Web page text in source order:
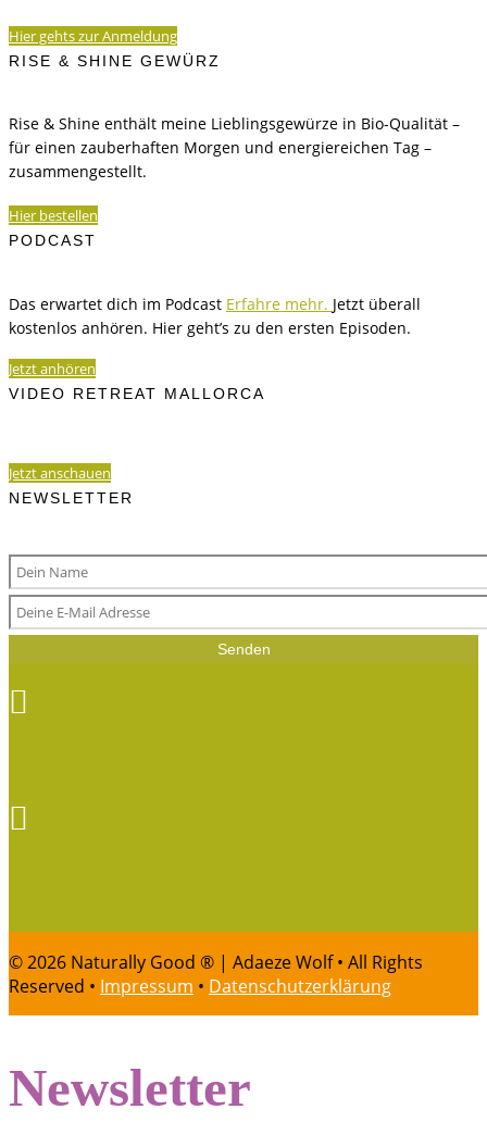
Hier gehts zur Anmeldung
RISE & SHINE GEWÜRZ
Rise & Shine enthält meine Lieblingsgewürze in Bio-Qualität –
für einen zauberhaften Morgen und energiereichen Tag –
zusammengestellt.
Hier bestellen
PODCAST
Das erwartet dich im Podcast Erfahre mehr. Jetzt überall
kostenlos anhören. Hier geht’s zu den ersten Episoden.
Jetzt anhören
VIDEO RETREAT MALLORCA
Jetzt anschauen
NEWSLETTER
Senden


© 2026 Naturally Good ® | Adaeze Wolf • All Rights
Reserved • Impressum • Datenschutzerklärung
Newsletter